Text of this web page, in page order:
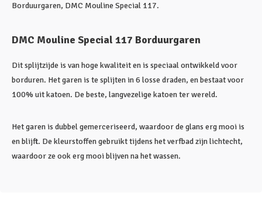
Borduurgaren, DMC Mouline Special 117.
DMC Mouline Special 117 Borduurgaren
Dit splijtzijde is van hoge kwaliteit en is speciaal ontwikkeld voor
borduren. Het garen is te splijten in 6 losse draden, en bestaat voor
100% uit katoen. De beste, langvezelige katoen ter wereld.
Het garen is dubbel gemerceriseerd, waardoor de glans erg mooi is
en blijft. De kleurstoffen gebruikt tijdens het verfbad zijn lichtecht,
waardoor ze ook erg mooi blijven na het wassen.